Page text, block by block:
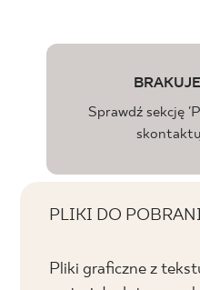
Sprawdź sekcję
PLIKI DO
Pliki graficzne z